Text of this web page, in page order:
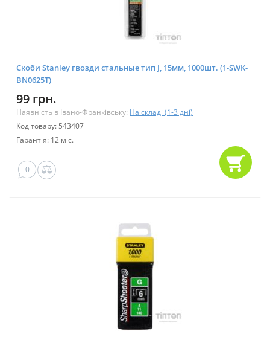
Скоби Stanley гвозди стальные тип J, 15мм, 1000шт. (1-SWK-
BN0625T)
99 грн.
Наявність в Івано-Франківську: На складі (1-3 дні)
Код товару: 543407
Гарантія: 12 міс.
0